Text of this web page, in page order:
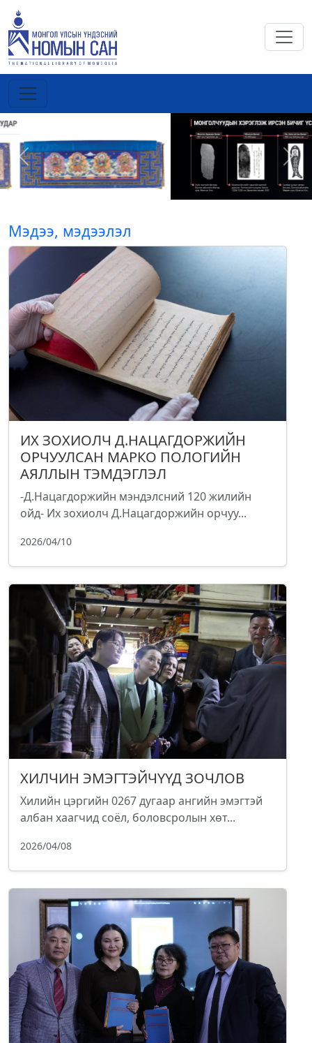
Previous Next
Мэдээ, мэдээлэл
ИХ ЗОХИОЛЧ Д.НАЦАГДОРЖИЙН
ОРЧУУЛСАН МАРКО ПОЛОГИЙН
АЯЛЛЫН ТЭМДЭГЛЭЛ
-Д.Нацагдоржийн мэндэлсний 120 жилийн
ойд- Их зохиолч Д.Нацагдоржийн орчуу...
2026/04/10
ХИЛЧИН ЭМЭГТЭЙЧҮҮД ЗОЧЛОВ
Хилийн цэргийн 0267 дугаар ангийн эмэгтэй
албан хаагчид соёл, боловсролын хөт...
2026/04/08